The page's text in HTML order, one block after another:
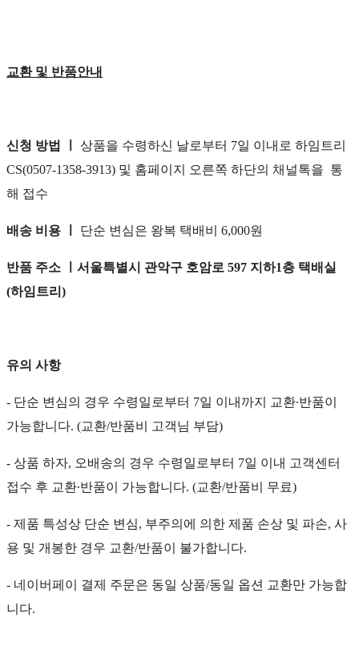
교환 및 반품안내
신청 방법 ㅣ 상품을 수령하신 날로부터 7일 이내로 하임트리
CS(0507-1358-3913) 및 홈페이지 오른쪽 하단의 채널톡을 통
해 접수
배송 비용 ㅣ 단순 변심은 왕복 택배비 6,000원
반품 주소 ㅣ서울특별시 관악구 호암로 597 지하1층 택배실
(하임트리)
유의 사항
- 단순 변심의 경우 수령일로부터 7일 이내까지 교환∙반품이
가능합니다. (교환/반품비 고객님 부담)
- 상품 하자, 오배송의 경우 수령일로부터 7일 이내 고객센터
접수 후 교환∙반품이 가능합니다. (교환/반품비 무료)
- 제품 특성상 단순 변심, 부주의에 의한 제품 손상 및 파손, 사
용 및 개봉한 경우 교환/반품이 불가합니다.
- 네이버페이 결제 주문은 동일 상품/동일 옵션 교환만 가능합
니다.